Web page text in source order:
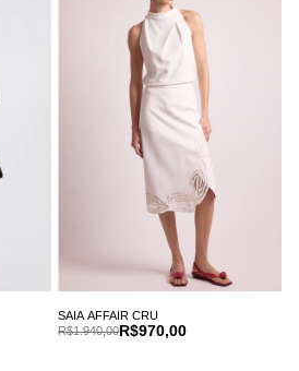
SAIA AFFAIR CRU
R$970,00
R$1.940,00